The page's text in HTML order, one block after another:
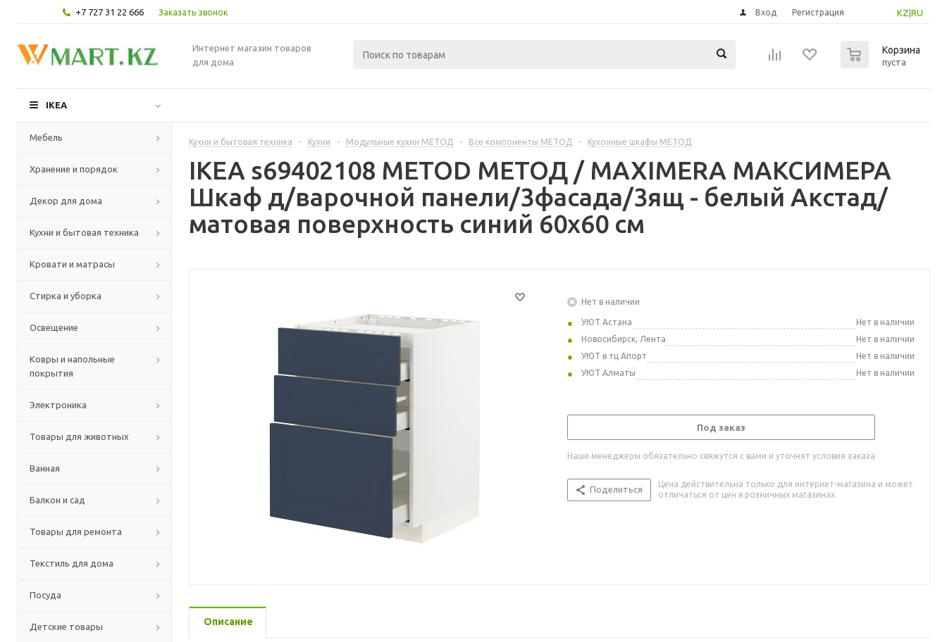
+7 727 31 22 666 Заказать звонок KZ RU
Вход Регистрация
Интернет магазин товаров
для дома
Корзина
пуста
IKEA
Мебель
Хранение и порядок
Декор для дома
Кухни и бытовая техника
Кровати и матрасы
Стирка и уборка
Освещение
Ковры и напольные
покрытия
Электроника
Товары для животных
Ванная
Балкон и сад
Товары для ремонта
Текстиль для дома
Посуда
Детские товары
Кухни и бытовая техника - Кухни - Модульные кухни МЕТОД - Все компоненты МЕТОД - Кухонные шкафы МЕТОД
IKEA s69402108 METOD МЕТОД / MAXIMERA МАКСИМЕРА
Шкаф д/варочной панели/3фасада/3ящ - белый Акстад/
матовая поверхность синий 60x60 см
Нет в наличии
УЮТ Астана
Нет в наличии
Новосибирск, Лента
Нет в наличии
УЮТ в тц Апорт
Нет в наличии
УЮТ Алматы
Нет в наличии
Под заказ
Наши менеджеры обязательно свяжутся с вами и уточнят условия заказа
Поделиться
Цена действительна только для интернет-магазина и может
отличаться от цен в розничных магазинах
Описание